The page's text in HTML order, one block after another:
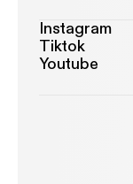
Instagram
Tiktok
Youtube